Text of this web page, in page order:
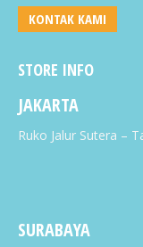
KONTAK KAMI
STORE INFO
JAKARTA
Ruko Jalur Sutera –
SURABAYA